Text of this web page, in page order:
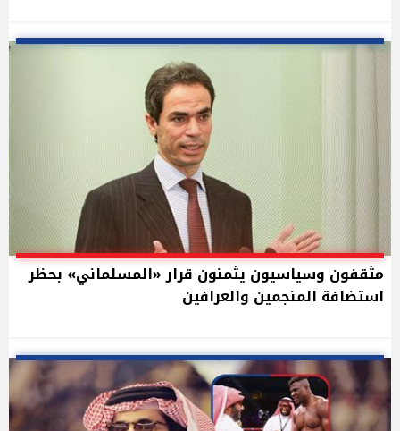
مثقفون وسياسيون يثمنون قرار «المسلماني» بحظر
استضافة المنجمين والعرافين